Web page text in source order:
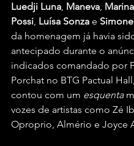
Luedji Luna, Maneva,
Possi, Luísa Sonza e Simone
da homenagem já havia
antecipado durante o
indicados comandado por
Porchat no BTG Pactual
contou com um esquenta
vozes de artistas como Zé
Oproprio, Almério e Joyce